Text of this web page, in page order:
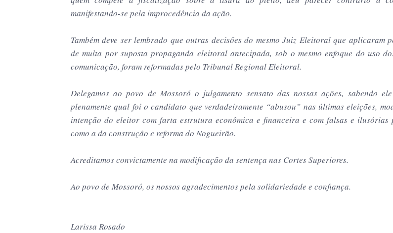
manifestando-se pela improcedência da ação.
Também deve ser lembrado que outras decisões do mesmo Juiz Eleitoral que aplicaram
de multa por suposta propaganda eleitoral antecipada, sob o mesmo enfoque do uso
comunicação, foram reformadas pelo Tribunal Regional Eleitoral.
Delegamos ao povo de Mossoró o julgamento sensato das nossas ações, sabendo
plenamente qual foi o candidato que verdadeiramente “abusou” nas últimas eleições,
intenção do eleitor com farta estrutura econômica e financeira e com falsas e ilusórias
como a da construção e reforma do Nogueirão.
Acreditamos convictamente na modificação da sentença nas Cortes Superiores.
Ao povo de Mossoró, os nossos agradecimentos pela solidariedade e confiança.
Larissa Rosado